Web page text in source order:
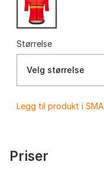
Størrelse
Velg størrelse
Legg til produkt i
Priser